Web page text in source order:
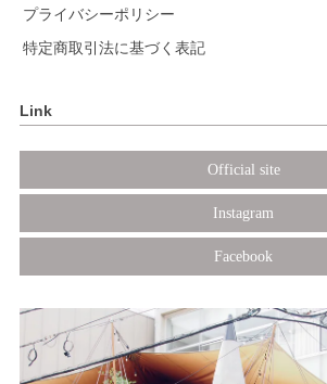
プライバシーポリシー
特定商取引法に基づく表記
Link
Official site
Instagram
Facebook